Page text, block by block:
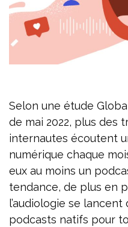
Selon une étude
de mai 2022, plus des
internautes écoutent
numérique chaque
eux au moins un
tendance, de plus en
l’audiologie se
podcasts natifs pour